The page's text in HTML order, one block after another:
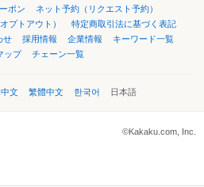
ポン
ネット予約（リクエスト予約）
プトアウト）
特定商取引法に基づく表記
せ 採用情報 企業情報
キーワード一覧
ップ
チェーン一覧
文 繁體中文 한국어 日本語
©Kakaku.com, Inc.